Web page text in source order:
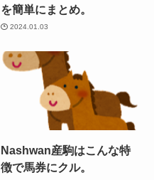
を簡単にまとめ。
2024.01.03
Nashwan産駒はこんな特
徴で馬券にクル。